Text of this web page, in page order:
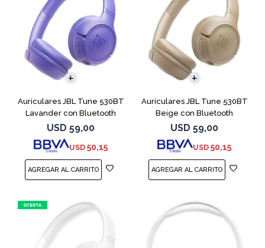
Auriculares JBL Tune 530BT
Lavander con Bluetooth
USD 59,00
USD 50,15
Auriculares JBL Tune 530BT
Beige con Bluetooth
USD 59,00
USD 50,15